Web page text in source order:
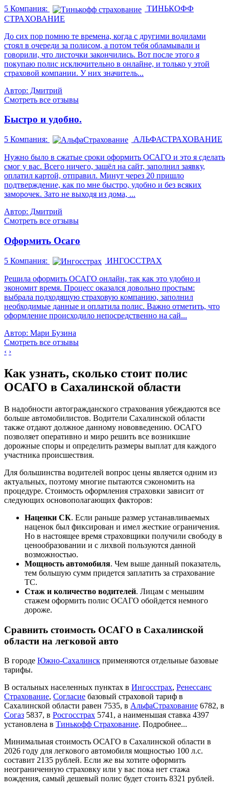
5 Компания:
ТИНЬКОФФ
СТРАХОВАНИЕ
До сих пор помню те времена, когда с другими водилами
стоял в очереди за полисом, а потом тебя обламывали и
говорили, что листочки закончились. Вот после этого я
покупаю полис исключительно в онлайне, и только у этой
страховой компании. У них значитель...
Автор: Дмитрий
Смотреть все отзывы
Быстро и удобно.
5 Компания: АЛЬФАСТРАХОВАНИЕ
Нужно было в сжатые сроки оформить ОСАГО и это я сделать
смог у вас. Всего ничего, зашёл на сайт, заполнил заявку,
оплатил картой, отправил. Минут через 20 пришло
подтверждение, как по мне быстро, удобно и без всяких
заморочек. Зато не выходя из дома, ...
Автор: Дмитрий
Смотреть все отзывы
Оформить Осаго
5 Компания: ИНГОССТРАХ
Решила оформить ОСАГО онлайн, так как это удобно и
экономит время. Процесс оказался довольно простым:
выбрала подходящую страховую компанию, заполнил
необходимые данные и оплатила полис. Важно отметить, что
оформление происходило непосредственно на сай...
Автор: Мари Бузина
Смотреть все отзывы
‹ ›
Как узнать, сколько стоит полис
ОСАГО в Сахалинской области
В надобности автогражданского страхования убеждаются все
больше автомобилистов. Водители Сахалинской области
также отдают должное данному нововведению. ОСАГО
позволяет оперативно и миро решить все возникшие
дорожные споры и определить размеры выплат для каждого
участника происшествия.
Для большинства водителей вопрос цены является одним из
актуальных, поэтому многие пытаются сэкономить на
процедуре. Стоимость оформления страховки зависит от
следующих основополагающих факторов:
Наценки СК. Если раньше размер устанавливаемых
наценок был фиксирован и имел жесткие ограничения.
Но в настоящее время страховщики получили свободу в
ценообразовании и с лихвой пользуются данной
возможностью.
Мощность автомобиля. Чем выше данный показатель,
тем большую сумм придется заплатить за страхование
ТС.
Стаж и количество водителей. Лицам с меньшим
стажем оформить полис ОСАГО обойдется немного
дороже.
Сравнить стоимость ОСАГО в Сахалинской
области на легковой авто
В городе Южно-Сахалинск применяются отдельные базовые
тарифы.
В остальных населенных пунктах в Ингосстрах, Ренессанс
Страхование, Согласие базовый страховой тариф в
Сахалинской области равен 7535, в АльфаСтрахование 6782, в
Согаз 5837, в Росгосстрах 5741, а наименьшая ставка 4397
установлена в Тинькофф Страхование. Подробнее...
Минимальная стоимость ОСАГО в Сахалинской области в
2026 году для легкового автомобиля мощностью 100 л.с.
составит 2135 рублей. Если же вы хотите оформить
неограниченную страховку или у вас пока нет стажа
вождения, самый дешевый полис будет стоить 8321 рублей.